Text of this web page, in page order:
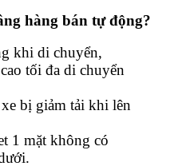
hàng bán tự động?
khi di chuyển,
tối đa di chuyển
bị giảm tải khi lên
1 mặt không có